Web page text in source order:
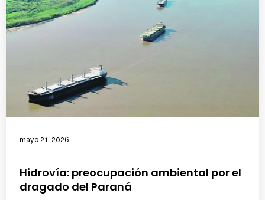
mayo 21, 2026
Hidrovía: preocupación ambiental por el
dragado del Paraná